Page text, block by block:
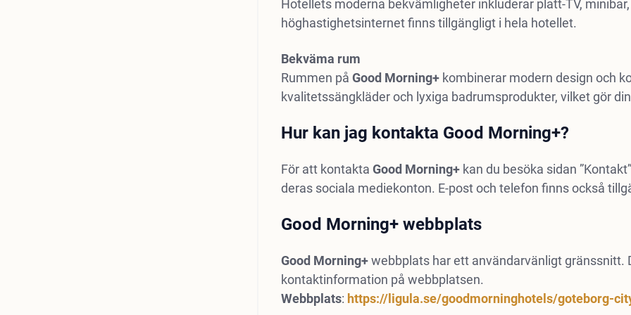
Hotellets moderna bekvämligheter inkluderar platt-TV,
höghastighetsinternet finns tillgängligt i hela hotellet.
Bekväma rum
Rummen på Good Morning+kombinerar modern design och
kvalitetssängkläder och lyxiga badrumsprodukter, vilket gör
Hur kan jag kontakta Good Morning+?
För att kontakta Good Morning+kan du besöka sidan
deras sociala mediekonton. E-post och telefon finns också
Good Morning+ webbplats
Good Morning+webbplats har ett användarvänligt gränssnitt.
kontaktinformation på webbplatsen.
Webbplats: https://ligula.se/goodmorninghotels/goteborg-